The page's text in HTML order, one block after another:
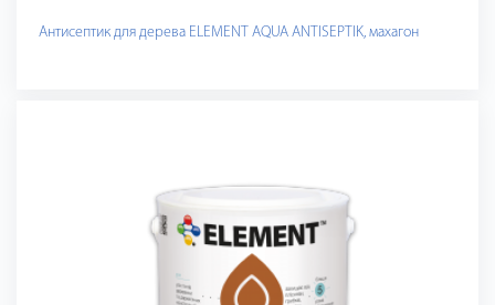
Антисептик для дерева ELEMENT AQUA ANTISEPTIK, махагон